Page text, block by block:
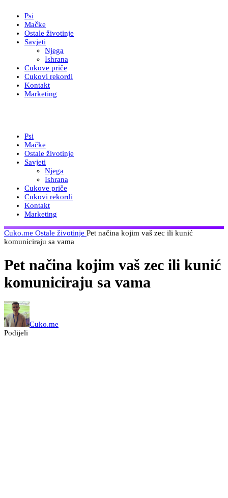
Psi
Mačke
Ostale životinje
Savjeti
Njega
Ishrana
Cukove priče
Cukovi rekordi
Kontakt
Marketing
Psi
Mačke
Ostale životinje
Savjeti
Njega
Ishrana
Cukove priče
Cukovi rekordi
Kontakt
Marketing
Cuko.me Ostale životinje Pet načina kojim vaš zec ili kunić
komuniciraju sa vama
Pet načina kojim vaš zec ili kunić
komuniciraju sa vama
Cuko.me
Podijeli